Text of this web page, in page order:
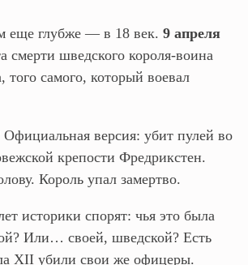
еще глубже — в 18 век. 9 апреля
смерти шведского короля-воина
самого, который воевал
версия: убит пулей во
крепости Фредрикстен.
Король упал замертво.
историки спорят: чья это была
Или… своей, шведской? Есть
XII убили свои же офицеры.